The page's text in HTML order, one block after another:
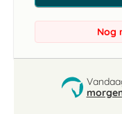
Nog